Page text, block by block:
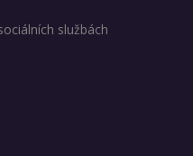
službách